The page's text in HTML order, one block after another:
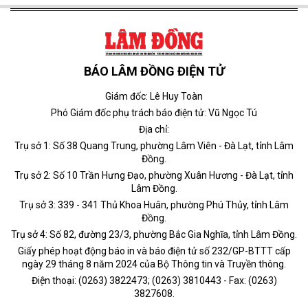
BÁO LÂM ĐỒNG ĐIỆN TỬ
Giám đốc: Lê Huy Toàn
Phó Giám đốc phụ trách báo điện tử: Vũ Ngọc Tú
Địa chỉ:
Trụ sở 1: Số 38 Quang Trung, phường Lâm Viên - Đà Lạt, tỉnh Lâm
Đồng.
Trụ sở 2: Số 10 Trần Hưng Đạo, phường Xuân Hương - Đà Lạt, tỉnh
Lâm Đồng.
Trụ sở 3: 339 - 341 Thủ Khoa Huân, phường Phú Thủy, tỉnh Lâm
Đồng.
Trụ sở 4: Số 82, đường 23/3, phường Bắc Gia Nghĩa, tỉnh Lâm Đồng.
Giấy phép hoạt động báo in và báo điện tử số 232/GP-BTTT cấp
ngày 29 tháng 8 năm 2024 của Bộ Thông tin và Truyền thông.
Điện thoại: (0263) 3822473; (0263) 3810443 - Fax: (0263)
3827608.